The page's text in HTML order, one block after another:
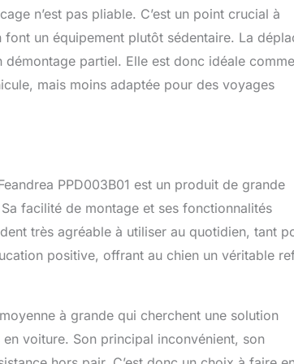
n’est pas pliable. C’est un point crucial à
un équipement plutôt sédentaire. La
démontage partiel. Elle est donc idéale comme
mais moins adaptée pour des voyages
PPD003B01 est un produit de grande
facilité de montage et ses fonctionnalités
très agréable à utiliser au quotidien, tant
positive, offrant au chien un véritable
à grande qui cherchent une solution
voiture. Son principal inconvénient, son